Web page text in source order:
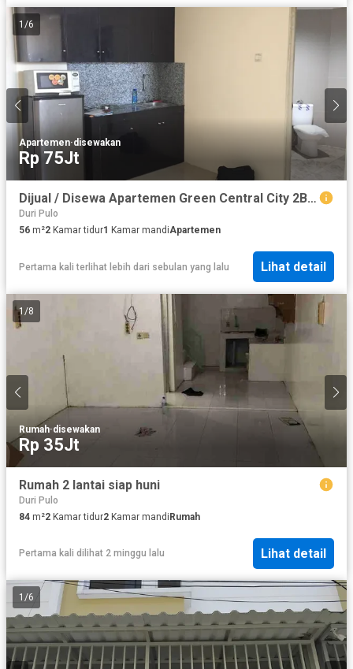
1 /6
Apartemen·disewakan
Rp 75Jt
Dijual / Disewa Apartemen Green Central City 2BR Full Furnish di Gajah Mada, Jakpus
Duri Pulo
56 m²2 Kamar tidur1 Kamar mandiApartemen
Pertama kali terlihat lebih dari sebulan yang lalu Lihat detail
1 /8
Rumah·disewakan
Rp 35Jt
Rumah 2 lantai siap huni
Duri Pulo
84 m²2 Kamar tidur2 Kamar mandiRumah
Pertama kali dilihat 2 minggu lalu Lihat detail
1 /6